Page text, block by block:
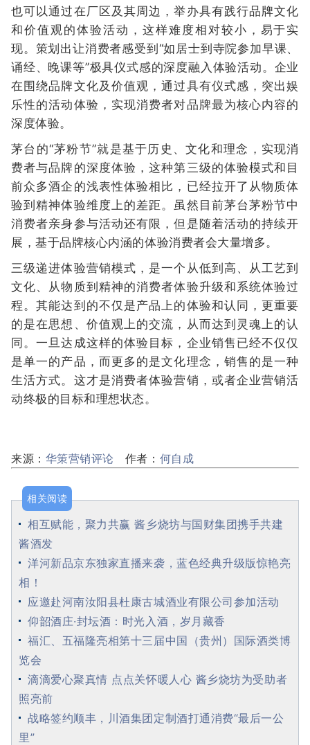
也可以通过在厂区及其周边，举办具有践行品牌文化
和价值观的体验活动，这样难度相对较小，易于实
现。策划出让消费者感受到“如居士到寺院参加早课、
诵经、晚课等”极具仪式感的深度融入体验活动。企业
在围绕品牌文化及价值观，通过具有仪式感，突出娱
乐性的活动体验，实现消费者对品牌最为核心内容的
深度体验。
茅台的“茅粉节”就是基于历史、文化和理念，实现消
费者与品牌的深度体验，这种第三级的体验模式和目
前众多酒企的浅表性体验相比，已经拉开了从物质体
验到精神体验维度上的差距。虽然目前茅台茅粉节中
消费者亲身参与活动还有限，但是随着活动的持续开
展，基于品牌核心内涵的体验消费者会大量增多。
三级递进体验营销模式，是一个从低到高、从工艺到
文化、从物质到精神的消费者体验升级和系统体验过
程。其能达到的不仅是产品上的体验和认同，更重要
的是在思想、价值观上的交流，从而达到灵魂上的认
同。一旦达成这样的体验目标，企业销售已经不仅仅
是单一的产品，而更多的是文化理念，销售的是一种
生活方式。这才是消费者体验营销，或者企业营销活
动终极的目标和理想状态。
来源： 华策营销评论 作者： 何自成
相关阅读
相互赋能，聚力共赢 酱乡烧坊与国财集团携手共建
酱酒发
洋河新品京东独家直播来袭，蓝色经典升级版惊艳亮
相！
应邀赴河南汝阳县杜康古城酒业有限公司参加活动
仰韶酒庄·封坛酒：时光入酒，岁月藏香
福汇、五福隆亮相第十三届中国（贵州）国际酒类博
览会
滴滴爱心聚真情 点点关怀暖人心 酱乡烧坊为受助者
照亮前
战略签约顺丰，川酒集团定制酒打通消费“最后一公
里”